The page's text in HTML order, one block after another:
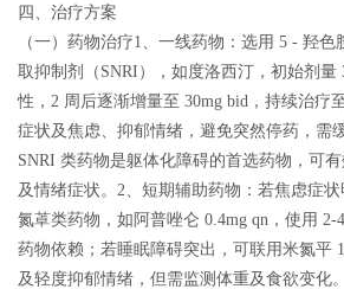
四、治疗方案
（一）药物治疗1、一线药物：选用 5 - 羟色
取抑制剂（SNRI），如度洛西汀，初始剂量
性，2 周后逐渐增量至 30mg bid，持续治疗
症状及焦虑、抑郁情绪，避免突然停药，需
SNRI 类药物是躯体化障碍的首选药物，可
及情绪症状。2、短期辅助药物：若焦虑症
氮䓬类药物，如阿普唑仑 0.4mg qn，使用
药物依赖；若睡眠障碍突出，可联用米氮平
及轻度抑郁情绪，但需监测体重及食欲变化。